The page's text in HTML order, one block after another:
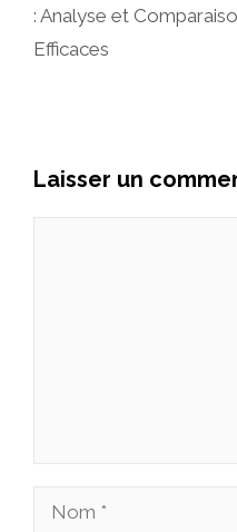
: Analyse et
Efficaces
Laisser un
Nom